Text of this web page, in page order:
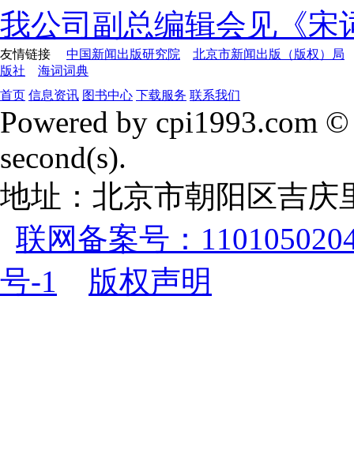
我公司副总编辑会见《宋
友情链接 中国新闻出版研究院
北京市新闻出版（版权）局
版社
海词词典
首页 信息资讯 图书中心 下载服务 联系我们
Powered by cpi1993.com
second(s).
地址：北京市朝阳区吉庆
联网备案号：
号-1
版权声明